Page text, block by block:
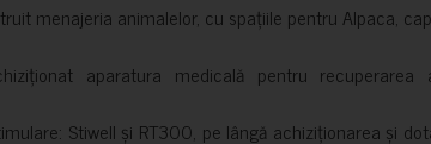
menajeria animalelor, cu spațiile pentru Alpaca,
aparatura medicală pentru
Stiwell și RT300, pe lângă achiziționarea și